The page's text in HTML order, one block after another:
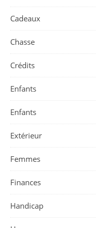
Cadeaux
Chasse
Crédits
Enfants
Enfants
Extérieur
Femmes
Finances
Handicap